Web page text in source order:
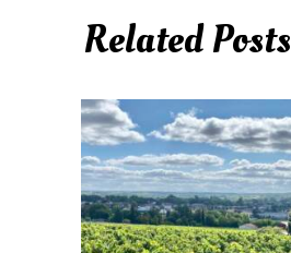
Related Posts